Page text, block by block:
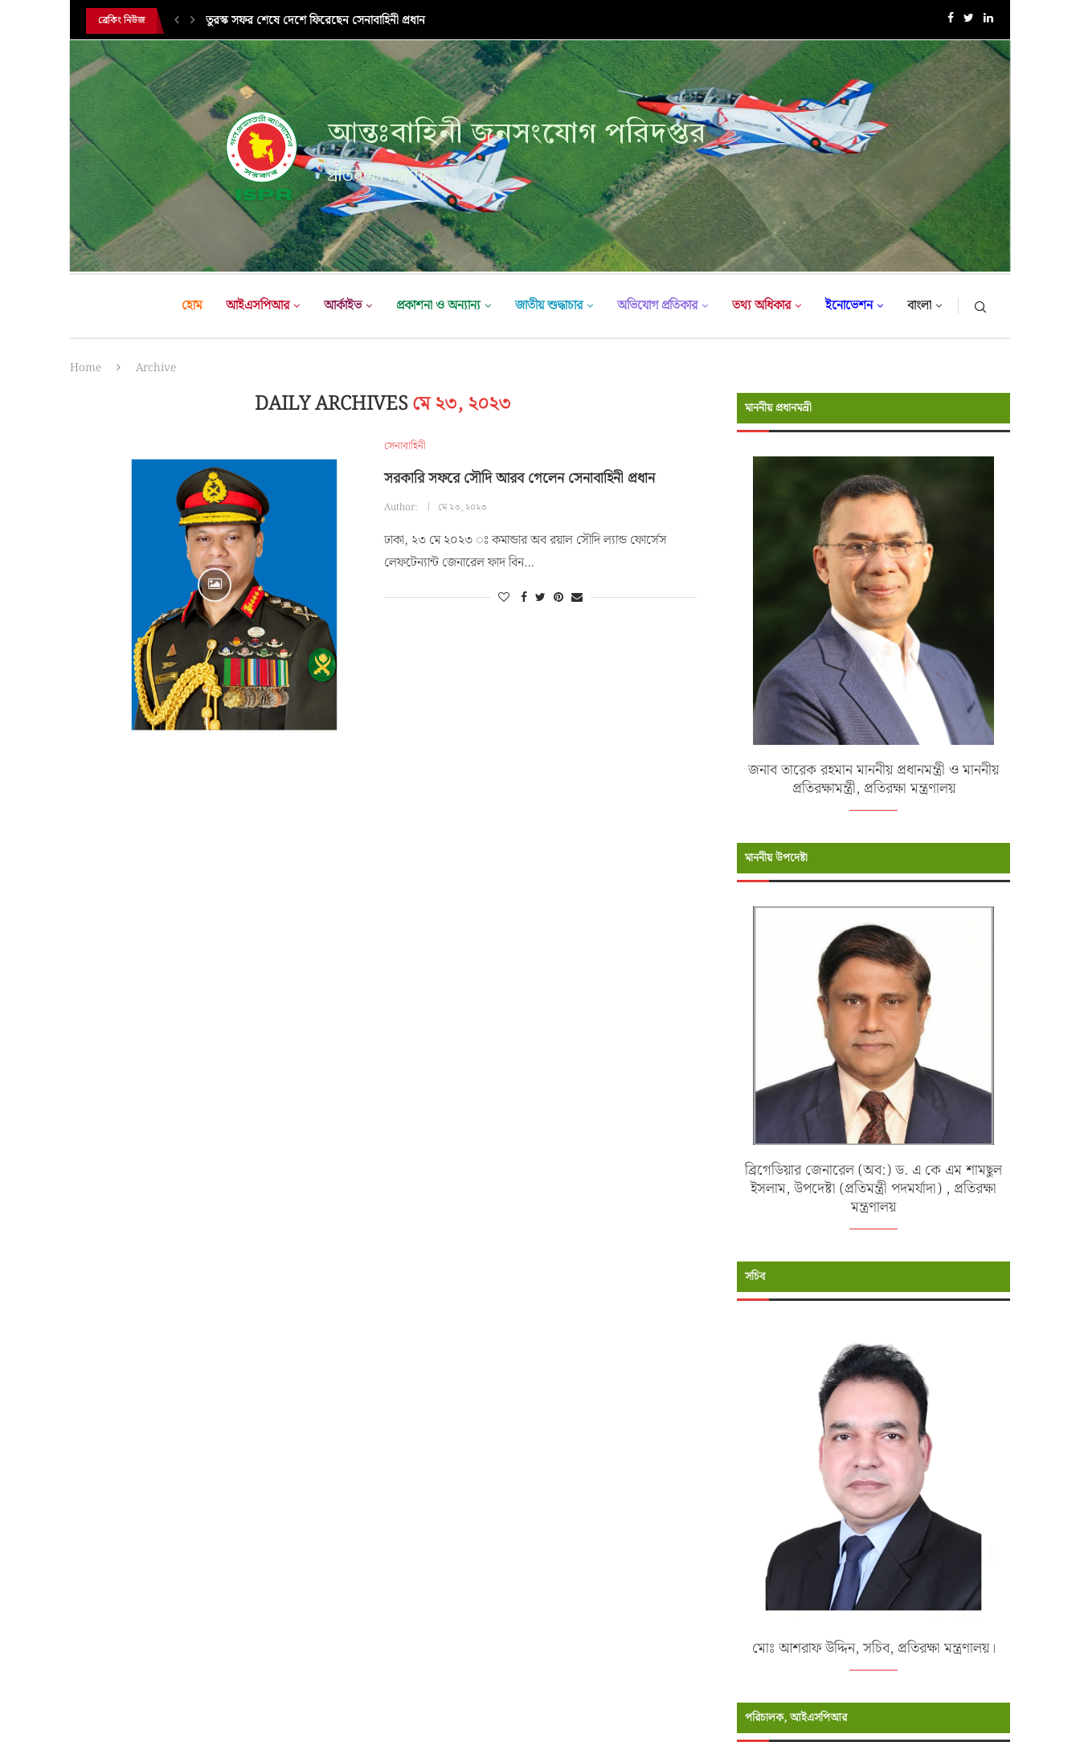
ব্রেকিং নিউজ তুরস্ক সফর শেষে দেশে ফিরেছেন সেনাবাহিনী প্রধান সরকারি সফরে তুরস্ক গমন করলেন সেনাবাহিনী প্রধান
আন্তঃবাহিনী জনসংযোগ পরিদপ্তর
প্রতিরক্ষা মন্ত্রণালয়
হোম আইএসপিআর আর্কাইভ প্রকাশনা ও অন্যান্য জাতীয় শুদ্ধাচার অভিযোগ প্রতিকার তথ্য অধিকার ইনোভেশন বাংলা
Home Archive
DAILY ARCHIVESমে ২৩, ২০২৩
সেনাবাহিনী
সরকারি সফরে সৌদি আরব গেলেন সেনাবাহিনী প্রধান
Author: মে ২৩, ২০২৩
ঢাকা, ২৩ মে ২০২৩ ঃ কমান্ডার অব রয়াল সৌদি ল্যান্ড ফোর্সেস
লেফটেন্যান্ট জেনারেল ফাদ বিন…
মাননীয় প্রধানমন্রী
জনাব তারেক রহমান মাননীয় প্রধানমন্ত্রী ও মাননীয়
প্রতিরক্ষামন্ত্রী, প্রতিরক্ষা মন্ত্রণালয়
মাননীয় উপদেষ্টা
ব্রিগেডিয়ার জেনারেল (অব:) ড. এ কে এম শামছুল
ইসলাম, উপদেষ্টা (প্রতিমন্ত্রী পদমর্যাদা) , প্রতিরক্ষা
মন্ত্রণালয়
সচিব
মোঃ আশরাফ উদ্দিন, সচিব, প্রতিরক্ষা মন্ত্রণালয়।
পরিচালক, আইএসপিআর